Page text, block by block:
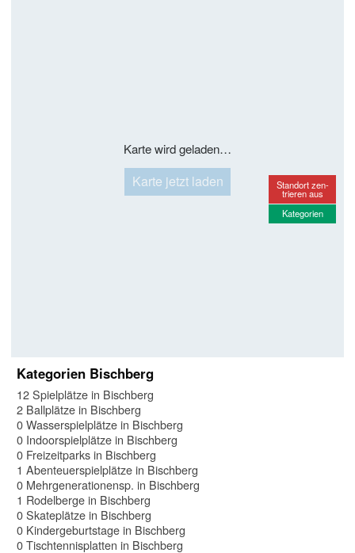
Karte wird geladen…
Karte jetzt laden Standort zen-
trieren aus
Kategorien
Kategorien Bischberg
12 Spielplätze in Bischberg
2 Ballplätze in Bischberg
0 Wasserspielplätze in Bischberg
0 Indoorspielplätze in Bischberg
0 Freizeitparks in Bischberg
1 Abenteuerspielplätze in Bischberg
0 Mehrgenerationensp. in Bischberg
1 Rodelberge in Bischberg
0 Skateplätze in Bischberg
0 Kindergeburtstage in Bischberg
0 Tischtennisplatten in Bischberg